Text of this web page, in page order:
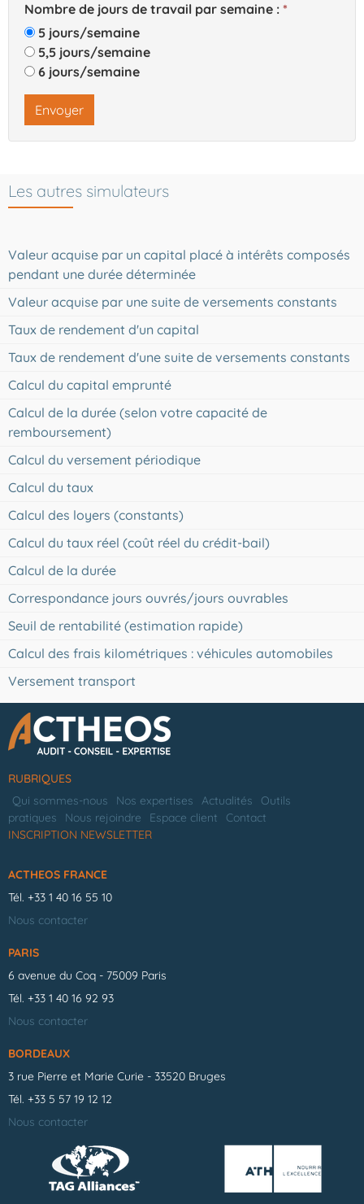
Nombre de jours de travail par semaine :
5 jours/semaine
5,5 jours/semaine
6 jours/semaine
Envoyer
Les autres simulateurs
Valeur acquise par un capital placé à intérêts composés
pendant une durée déterminée
Valeur acquise par une suite de versements constants
Taux de rendement d'un capital
Taux de rendement d'une suite de versements constants
Calcul du capital emprunté
Calcul de la durée (selon votre capacité de
remboursement)
Calcul du versement périodique
Calcul du taux
Calcul des loyers (constants)
Calcul du taux réel (coût réel du crédit-bail)
Calcul de la durée
Correspondance jours ouvrés/jours ouvrables
Seuil de rentabilité (estimation rapide)
Calcul des frais kilométriques : véhicules automobiles
Versement transport
RUBRIQUES
Qui sommes-nous
Nos expertises Actualités
Outils
pratiques
Nous rejoindre Espace client
Contact
INSCRIPTION NEWSLETTER
ACTHEOS FRANCE
Tél. +33 1 40 16 55 10
Nous contacter
PARIS
6 avenue du Coq - 75009 Paris
Tél. +33 1 40 16 92 93
Nous contacter
BORDEAUX
3 rue Pierre et Marie Curie - 33520 Bruges
Tél. +33 5 57 19 12 12
Nous contacter